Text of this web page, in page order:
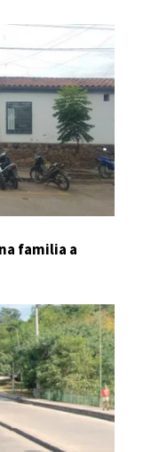
familia a